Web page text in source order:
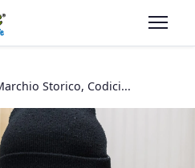
Storico, Codici...